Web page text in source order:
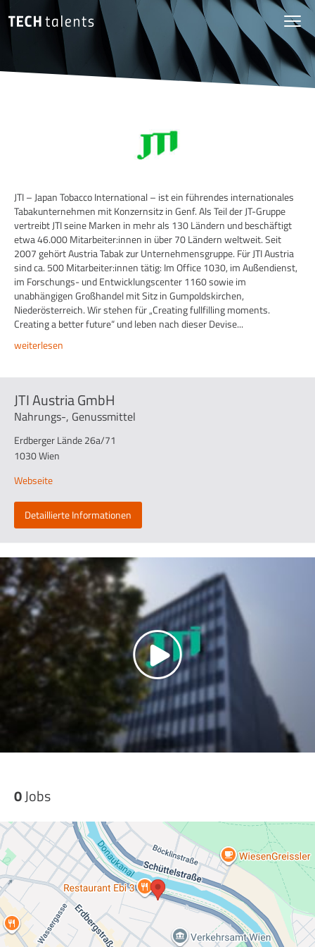
JTI – Japan Tobacco International – ist ein führendes internationales
Tabakunternehmen mit Konzernsitz in Genf. Als Teil der JT-Gruppe
vertreibt JTI seine Marken in mehr als 130 Ländern und beschäftigt
etwa 46.000 Mitarbeiter:innen in über 70 Ländern weltweit. Seit
2007 gehört Austria Tabak zur Unternehmensgruppe. Für JTI Austria
sind ca. 500 Mitarbeiter:innen tätig: Im Office 1030, im Außendienst,
im Forschungs- und Entwicklungscenter 1160 sowie im
unabhängigen Großhandel mit Sitz in Gumpoldskirchen,
Niederösterreich. Wir stehen für „Creating fullfilling moments.
Creating a better future“ und leben nach dieser Devise...
weiterlesen
JTI Austria GmbH
Nahrungs-, Genussmittel
Erdberger Lände 26a/71
1030 Wien
Webseite
Detaillierte Informationen
0Jobs